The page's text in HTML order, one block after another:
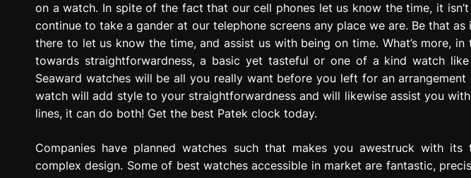
on a watch. In spite of the fact that our cell phones let us know the time, it
continue to take a gander at our telephone screens any place we are. Be that
there to let us know the time, and assist us with being on time. What’s more, in
towards straightforwardness, a basic yet tasteful or one of a kind watch like
Seaward watches will be all you really want before you left for an
watch will add style to your straightforwardness and will likewise assist you
lines, it can do both! Get the best Patek clock today.
Companies have planned watches such that makes you awestruck with its
complex design. Some of best watches accessible in market are fantastic,